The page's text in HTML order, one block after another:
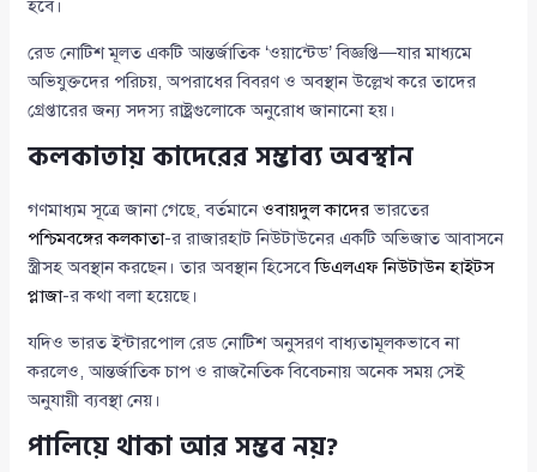
হবে।
রেড নোটিশ মূলত একটি আন্তর্জাতিক ‘ওয়ান্টেড’ বিজ্ঞপ্তি—যার মাধ্যমে
অভিযুক্তদের পরিচয়, অপরাধের বিবরণ ও অবস্থান উল্লেখ করে তাদের
গ্রেপ্তারের জন্য সদস্য রাষ্ট্রগুলোকে অনুরোধ জানানো হয়।
কলকাতায় কাদেরের সম্ভাব্য অবস্থান
গণমাধ্যম সূত্রে জানা গেছে, বর্তমানেওবায়দুল কাদেরভারতের
পশ্চিমবঙ্গের কলকাতা-র রাজারহাট নিউটাউনের একটি অভিজাত আবাসনে
স্ত্রীসহ অবস্থান করছেন। তার অবস্থান হিসেবেডিএলএফ নিউটাউন হাইটস
প্লাজা-র কথা বলা হয়েছে।
যদিও ভারত ইন্টারপোল রেড নোটিশ অনুসরণ বাধ্যতামূলকভাবে না
করলেও, আন্তর্জাতিক চাপ ও রাজনৈতিক বিবেচনায় অনেক সময় সেই
অনুযায়ী ব্যবস্থা নেয়।
পালিয়ে থাকা আর সম্ভব নয়?